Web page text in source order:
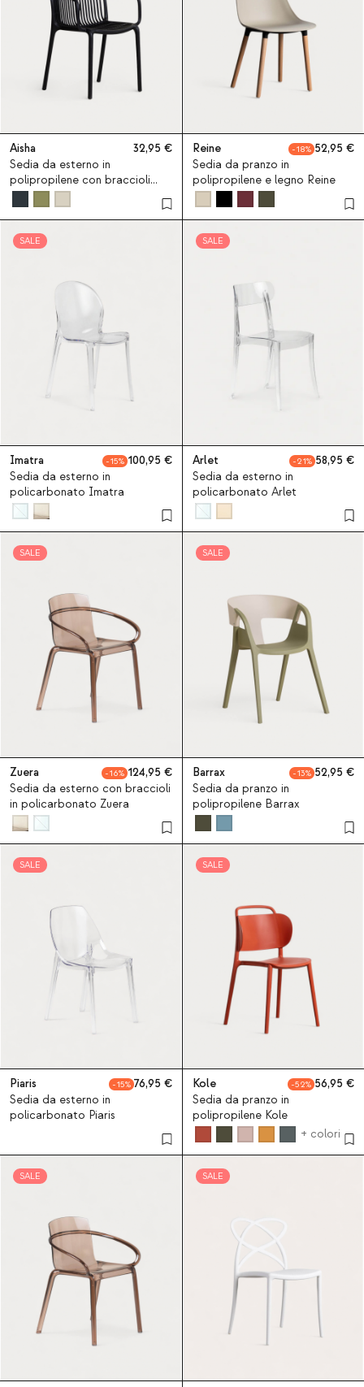
Aisha
32,95
Sedia da esterno in
polipropilene con braccioli
Aisha
Reine 18
52,95
Sedia da pranzo in
polipropilene e legno Reine
SALE
Imatra 15
100,95
Sedia da esterno in
policarbonato Imatra
SALE
Arlet 21
58,95
Sedia da esterno in
policarbonato Arlet
SALE
Zuera 16
124,95
Sedia da esterno con braccioli
in policarbonato Zuera
SALE
Barrax 13
52,95
Sedia da pranzo in
polipropilene Barrax
SALE
Piaris 15
76,95
Sedia da esterno in
policarbonato Piaris
SALE
Kole 52
56,95
Sedia da pranzo in
polipropilene Kole
+ colori
SALE SALE